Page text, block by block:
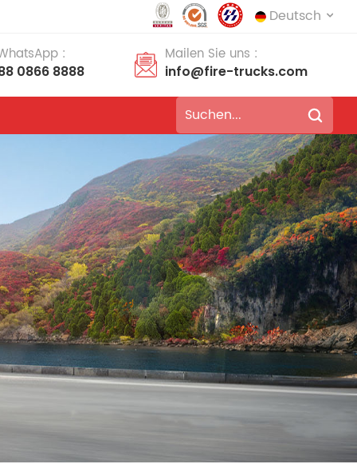
Deutsch
Deutsch
italiano español
português Nederlands
العربية 日本語
한국의 Türkçe
Melayu ไทย
Tiếng Việt Indonesia
中文 қазақ
Filipino
:
0866 8888
Mailen Sie uns :
info@fire-trucks.com